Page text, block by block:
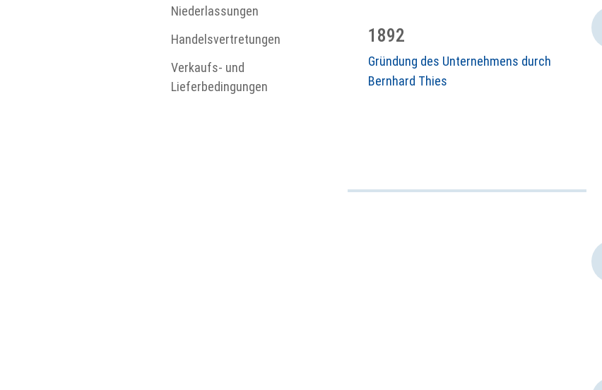
Niederlassungen
Handelsvertretungen
Verkaufs- und
Lieferbedingungen
1892
Gründung des Unternehmens durch
Bernhard Thies